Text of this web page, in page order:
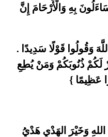
بِهِ وَالْأَرْحَامَ إِنَّ
وَقُولُوا قَوْلًا سَدِيدًا .
لَكُمْ ذُنُوبَكُمْ وَمَنْ يُطِعِ
عَظِيمًا }
وَخَيْرَ الهَدْيِ هَدْيُ